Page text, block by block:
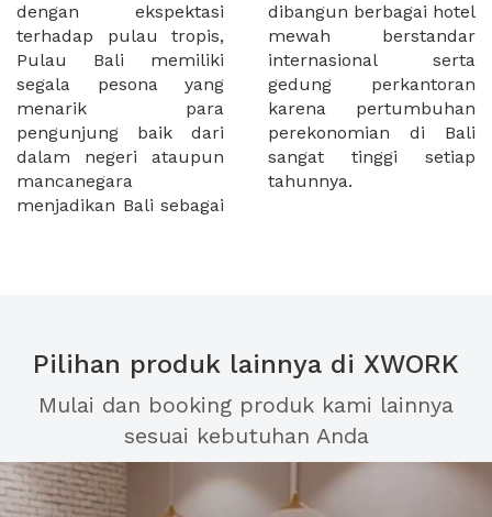
dengan ekspektasi
terhadap pulau tropis,
Pulau Bali memiliki
segala pesona yang
menarik para
pengunjung baik dari
dalam negeri ataupun
mancanegara
menjadikan Bali sebagai
dibangun berbagai hotel
mewah berstandar
internasional serta
gedung perkantoran
karena pertumbuhan
perekonomian di Bali
sangat tinggi setiap
tahunnya.
Pilihan produk lainnya di XWORK
Mulai dan booking produk kami lainnya
sesuai kebutuhan Anda